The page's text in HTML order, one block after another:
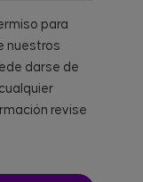
para
nuestros
darse de
revise